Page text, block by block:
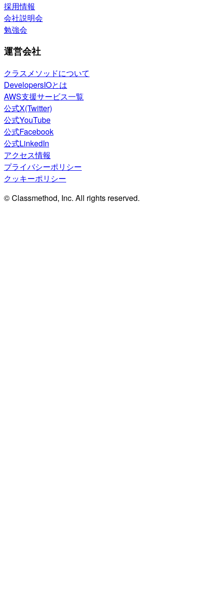
採用情報
会社説明会
勉強会
運営会社
クラスメソッドについて
DevelopersIOとは
AWS支援サービス一覧
公式X(Twitter)
公式YouTube
公式Facebook
公式LinkedIn
アクセス情報
プライバシーポリシー
クッキーポリシー
© Classmethod, Inc. All rights reserved.